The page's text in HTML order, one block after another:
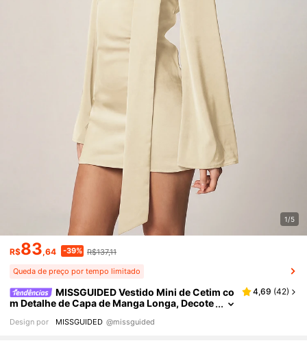
1/5
R$83,64 -39% R$137,11
Queda de preço por tempo limitado
MISSGUIDED Vestido Mini de Cetim co
m Detalhe de Capa de Manga Longa, Decote
o, Elegante, Sofisticado, Chique
4,69 (42)
Design por MISSGUIDED @missguided